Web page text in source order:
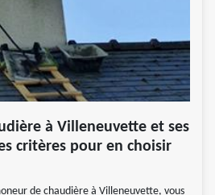
à Villeneuvette et ses
critères pour en choisir
de chaudière à Villeneuvette, vous